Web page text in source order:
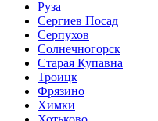
Руза
Сергиев Посад
Серпухов
Солнечногорск
Старая Купавна
Троицк
Фрязино
Химки